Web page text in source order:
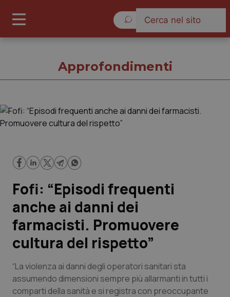
Governo e Parlamento
Regioni e Asl
Lavoro e Professioni
Studi e Analisi
Approfondimenti
Fofi: “Episodi frequenti
anche ai danni dei
farmacisti. Promuovere
cultura del rispetto”
“La violenza ai danni degli operatori sanitari sta
assumendo dimensioni sempre più allarmanti in tutti i
comparti della sanità e si registra con preoccupante